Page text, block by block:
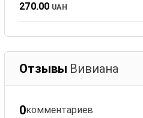
270.00 UAH
Отзывы Вивиана
0комментариев